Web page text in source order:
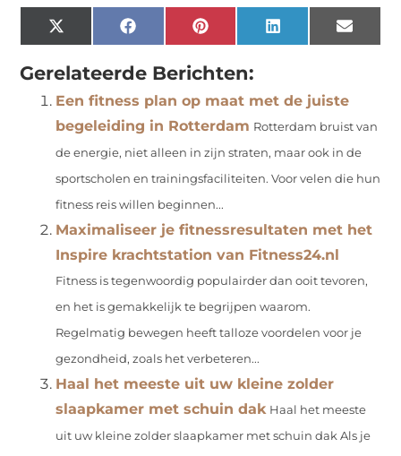
X
(Twitter)
FacebookPinterestLinkedInEmail
Gerelateerde Berichten:
Een fitness plan op maat met de juiste
begeleiding in Rotterdam Rotterdam bruist van
de energie, niet alleen in zijn straten, maar ook in de
sportscholen en trainingsfaciliteiten. Voor velen die hun
fitness reis willen beginnen...
Maximaliseer je fitnessresultaten met het
Inspire krachtstation van Fitness24.nl
Fitness is tegenwoordig populairder dan ooit tevoren,
en het is gemakkelijk te begrijpen waarom.
Regelmatig bewegen heeft talloze voordelen voor je
gezondheid, zoals het verbeteren...
Haal het meeste uit uw kleine zolder
slaapkamer met schuin dak Haal het meeste
uit uw kleine zolder slaapkamer met schuin dak Als je